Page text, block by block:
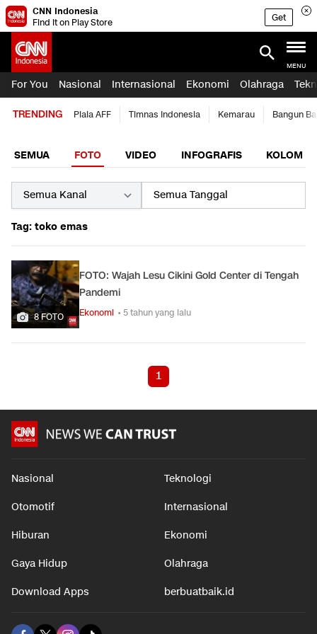
CNN Indonesia
Find it on Play Store
Get
MENU
For You Nasional Internasional Ekonomi Olahraga
TRENDING Piala AFF Timnas Indonesia Kemarau Bangun
SEMUA FOTO VIDEO INFOGRAFIS KOLOM
Tag: toko emas
8 FOTO
FOTO: Wajah Lesu Cikini Gold Center di Tengah
Pandemi
Ekonomi • 5 tahun yang lalu
1
Nasional Teknologi
Otomotif Internasional
Hiburan Ekonomi
Gaya Hidup Olahraga
Download Apps berbuatbaik.id